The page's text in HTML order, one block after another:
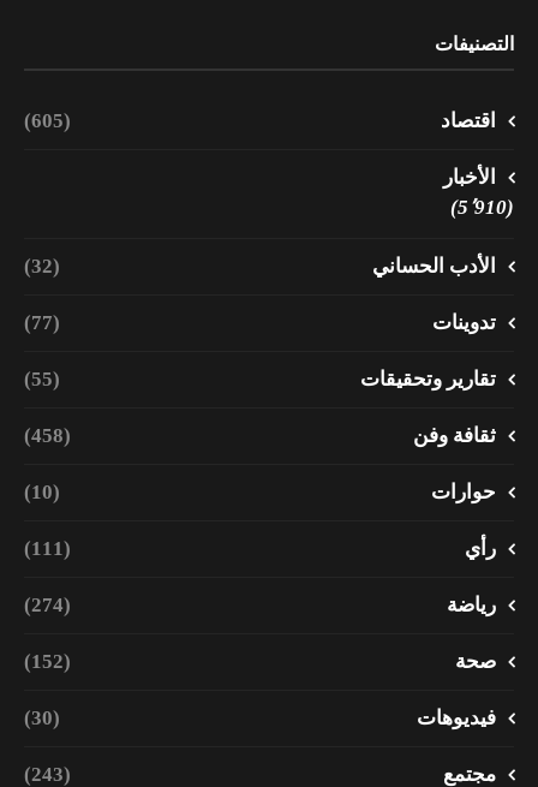
التصنيفات
اقتصاد (605)
الأخبار
(5٬910)
الأدب الحساني (32)
تدوينات (77)
تقارير وتحقيقات (55)
ثقافة وفن (458)
حوارات (10)
رأي (111)
رياضة (274)
صحة (152)
فيديوهات (30)
مجتمع (243)